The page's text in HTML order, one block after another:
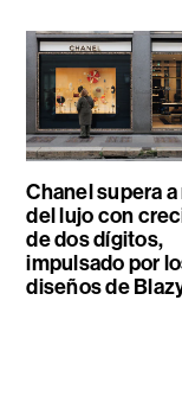
Chanel supera
del lujo con
de dos dígitos,
impulsado por
diseños de